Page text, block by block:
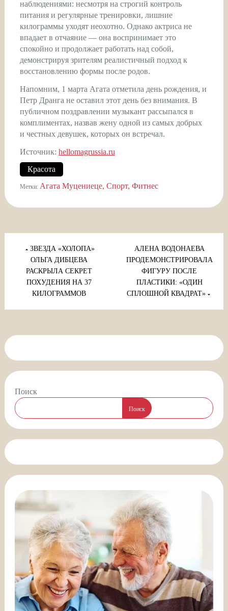
наблюдениями: несмотря на строгий контроль
питания и регулярные тренировки, лишние
килограммы уходят неохотно. Однако актриса не
впадает в отчаяние — она воспринимает это
спокойно и продолжает работать над собой,
демонстрируя зрителям реалистичный подход к
восстановлению формы после родов.
Напомним, 1 марта Агата отметила день рождения, и
Петр Дранга не оставил этот день без внимания. В
публичном поздравлении музыкант рассыпался в
комплиментах, назвав жену одной из самых добрых
и честных девушек, которых он встречал.
Источник: hellomagrussia.ru
Красота
Метки: Агата Муцениеце Спорт Фитнес
Навигация
записям
ЗВЕЗДА «ХОЛОПА»
ОЛЬГА ДИБЦЕВА
РАСКРЫЛА СЕКРЕТ
ПОХУДЕНИЯ НА 37
КИЛОГРАММОВ
АЛЕНА ВОДОНАЕВА
ПРОДЕМОНСТРИРОВАЛА
ФИГУРУ ПОСЛЕ
ПЛАСТИКИ: «ОДИН
СПЛОШНОЙ КВАДРАТ»
Поиск
Поиск